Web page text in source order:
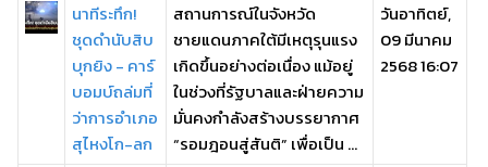
นาทีระทึก!
ชุดดำนับสิบ
บุกยิง - คาร์
บอมบ์ถล่มที่
ว่าการอำเภอ
สุไหงโก-ลก
สถานการณ์ในจังหวัด
ชายแดนภาคใต้มีเหตุรุนแรง
เกิดขึ้นอย่างต่อเนื่อง แม้อยู่
ในช่วงที่รัฐบาลและฝ่ายความ
มั่นคงกำลังสร้างบรรยากาศ
“รอมฎอนสู่สันติ” เพื่อเป็น ...
วันอาทิตย์,
09 มีนาคม
2568 16:07